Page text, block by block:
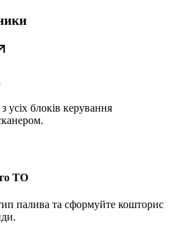
усіх блоків керування
ТО
палива та сформуйте кошторис